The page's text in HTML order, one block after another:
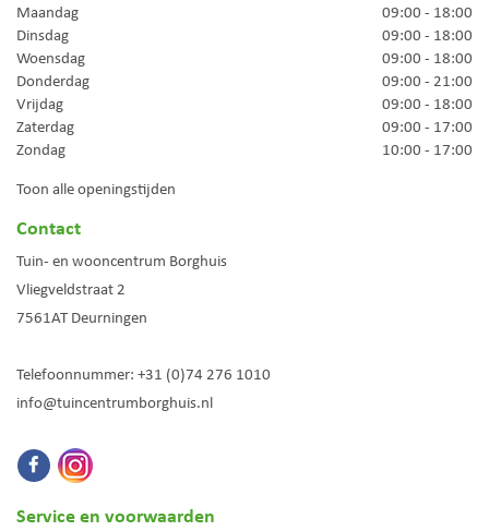
Maandag
09:00 - 18:00
Dinsdag
09:00 - 18:00
Woensdag
09:00 - 18:00
Donderdag
09:00 - 21:00
Vrijdag
09:00 - 18:00
Zaterdag
09:00 - 17:00
Zondag
10:00 - 17:00
Toon alle openingstijden
Contact
Tuin- en wooncentrum Borghuis
Vliegveldstraat 2
7561AT Deurningen
Telefoonnummer: +31 (0)74 276 1010
info@tuincentrumborghuis.nl
Service en voorwaarden